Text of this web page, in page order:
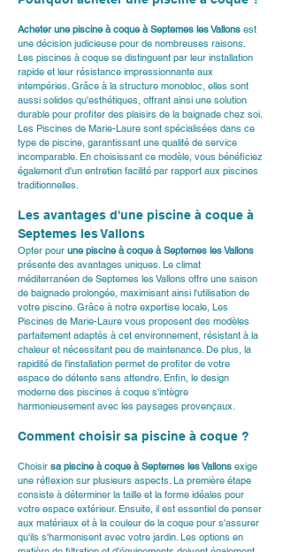
Acheter une piscine à coque à Septemes les Vallons est
une décision judicieuse pour de nombreuses raisons.
Les piscines à coque se distinguent par leur installation
rapide et leur résistance impressionnante aux
intempéries. Grâce à la structure monobloc, elles sont
aussi solides qu'esthétiques, offrant ainsi une solution
durable pour profiter des plaisirs de la baignade chez soi.
Les Piscines de Marie-Laure sont spécialisées dans ce
type de piscine, garantissant une qualité de service
incomparable. En choisissant ce modèle, vous bénéficiez
également d'un entretien facilité par rapport aux piscines
traditionnelles.
Les avantages d'une piscine à coque à
Septemes les Vallons
Opter pour une piscine à coque à Septemes les Vallons
présente des avantages uniques. Le climat
méditerranéen de Septemes les Vallons offre une saison
de baignade prolongée, maximisant ainsi l'utilisation de
votre piscine. Grâce à notre expertise locale, Les
Piscines de Marie-Laure vous proposent des modèles
parfaitement adaptés à cet environnement, résistant à la
chaleur et nécessitant peu de maintenance. De plus, la
rapidité de l'installation permet de profiter de votre
espace de détente sans attendre. Enfin, le design
moderne des piscines à coque s'intègre
harmonieusement avec les paysages provençaux.
Comment choisir sa piscine à coque ?
Choisir sa piscine à coque à Septemes les Vallons exige
une réflexion sur plusieurs aspects. La première étape
consiste à déterminer la taille et la forme idéales pour
votre espace extérieur. Ensuite, il est essentiel de penser
aux matériaux et à la couleur de la coque pour s'assurer
qu'ils s'harmonisent avec votre jardin. Les options en